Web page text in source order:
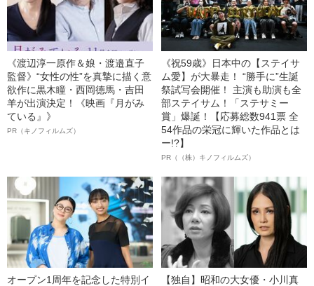
《渡辺淳一原作＆娘・渡邉直子
監督》“女性の性”を真摯に描く意
欲作に黒木瞳・西岡德馬・吉田
羊が出演決定！《映画『月がみ
ている』》
PR（キノフィルムズ）
《祝59歳》日本中の【ステイサ
ム愛】が大暴走！ “勝手に”生誕
祭試写会開催！ 主演も助演も全
部ステイサム！「ステサミー
賞」爆誕！【応募総数941票 全
54作品の栄冠に輝いた作品とは
ー!?】
PR（（株）キノフィルムズ）
オープン1周年を記念した特別イ
【独自】昭和の大女優・小川真